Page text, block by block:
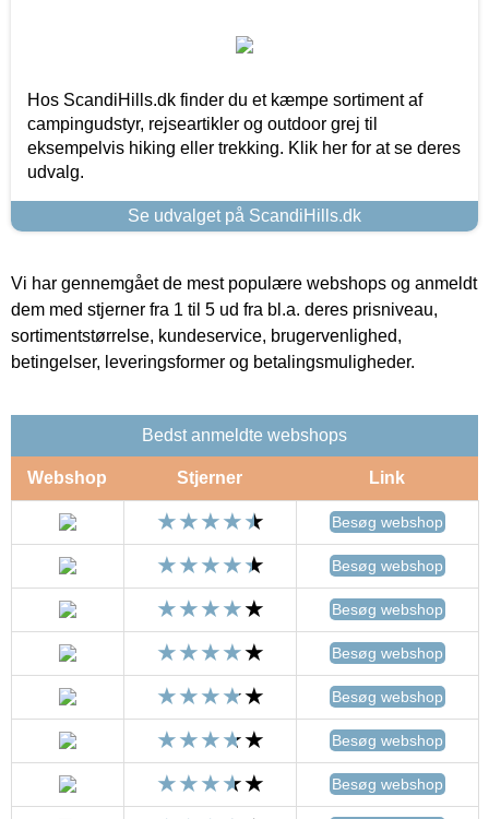
Hos ScandiHills.dk finder du et kæmpe sortiment af
campingudstyr, rejseartikler og outdoor grej til
eksempelvis hiking eller trekking. Klik her for at se deres
udvalg.
Se udvalget på ScandiHills.dk
Vi har gennemgået de mest populære webshops og anmeldt
dem med stjerner fra 1 til 5 ud fra bl.a. deres prisniveau,
sortimentstørrelse, kundeservice, brugervenlighed,
betingelser, leveringsformer og betalingsmuligheder.
Bedst anmeldte webshops
Webshop Stjerner Link
Besøg webshop
Besøg webshop
Besøg webshop
Besøg webshop
Besøg webshop
Besøg webshop
Besøg webshop